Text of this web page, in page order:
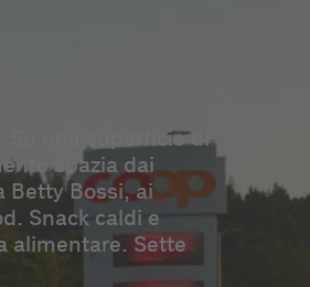
Su una superficie di
spazia dai
Betty Bossi, ai
Snack caldi e
alimentare. Sette